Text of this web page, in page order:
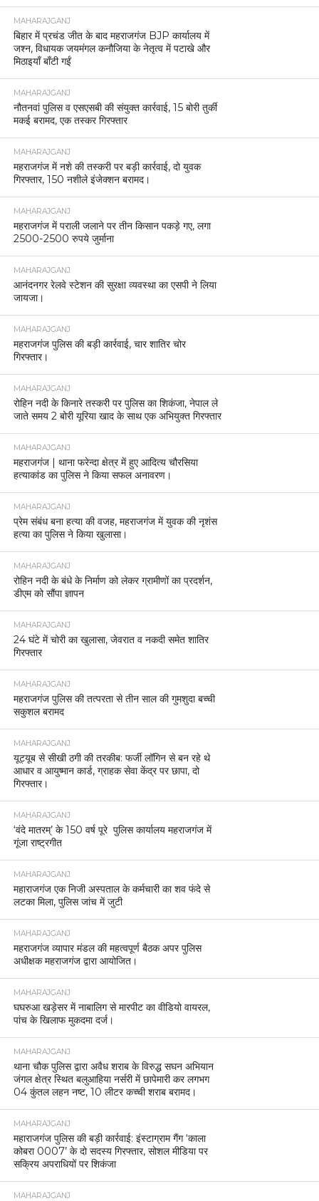
MAHARAJGANJ
बिहार में प्रचंड जीत के बाद महराजगंज BJP कार्यालय में
जश्न, विधायक जयमंगल कनौजिया के नेतृत्व में पटाखे और
मिठाइयाँ बाँटी गईं
MAHARAJGANJ
नौतनवां पुलिस व एसएसबी की संयुक्त कार्रवाई, 15 बोरी तुर्की
मकई बरामद, एक तस्कर गिरफ्तार
MAHARAJGANJ
महराजगंज में नशे की तस्करी पर बड़ी कार्रवाई, दो युवक
गिरफ्तार, 150 नशीले इंजेक्शन बरामद।
MAHARAJGANJ
महराजगंज में पराली जलाने पर तीन किसान पकड़े गए, लगा
2500-2500 रुपये जुर्माना
MAHARAJGANJ
आनंदनगर रेलवे स्टेशन की सुरक्षा व्यवस्था का एसपी ने लिया
जायजा।
MAHARAJGANJ
महराजगंज पुलिस की बड़ी कार्रवाई, चार शातिर चोर
गिरफ्तार।
MAHARAJGANJ
रोहिन नदी के किनारे तस्करी पर पुलिस का शिकंजा, नेपाल ले
जाते समय 2 बोरी यूरिया खाद के साथ एक अभियुक्त गिरफ्तार
MAHARAJGANJ
महराजगंज | थाना फरेन्दा क्षेत्र में हुए आदित्य चौरसिया
हत्याकांड का पुलिस ने किया सफल अनावरण।
MAHARAJGANJ
प्रेम संबंध बना हत्या की वजह, महराजगंज में युवक की नृशंस
हत्या का पुलिस ने किया खुलासा।
MAHARAJGANJ
रोहिन नदी के बंधे के निर्माण को लेकर ग्रामीणों का प्रदर्शन,
डीएम को सौंपा ज्ञापन
MAHARAJGANJ
24 घंटे में चोरी का खुलासा, जेवरात व नकदी समेत शातिर
गिरफ्तार
MAHARAJGANJ
महराजगंज पुलिस की तत्परता से तीन साल की गुमशुदा बच्ची
सकुशल बरामद
MAHARAJGANJ
यूट्यूब से सीखी ठगी की तरकीब: फर्जी लॉगिन से बन रहे थे
आधार व आयुष्मान कार्ड, ग्राहक सेवा केंद्र पर छापा, दो
गिरफ्तार।
MAHARAJGANJ
‘वंदे मातरम्’ के 150 वर्ष पूरे पुलिस कार्यालय महराजगंज में
गूंजा राष्ट्रगीत
MAHARAJGANJ
महाराजगंज एक निजी अस्पताल के कर्मचारी का शव फंदे से
लटका मिला, पुलिस जांच में जुटी
MAHARAJGANJ
महराजगंज व्यापार मंडल की महत्वपूर्ण बैठक अपर पुलिस
अधीक्षक महराजगंज द्वारा आयोजित।
MAHARAJGANJ
घघरुआ खड़ेसर में नाबालिग से मारपीट का वीडियो वायरल,
पांच के खिलाफ मुकदमा दर्ज।
MAHARAJGANJ
थाना चौक पुलिस द्वारा अवैध शराब के विरुद्ध सघन अभियान
जंगल क्षेत्र स्थित बलुआहिया नर्सरी में छापेमारी कर लगभग
04 कुंतल लहन नष्ट, 10 लीटर कच्ची शराब बरामद।
MAHARAJGANJ
महाराजगंज पुलिस की बड़ी कार्रवाई: इंस्टाग्राम गैंग ‘काला
कोबरा 0007’ के दो सदस्य गिरफ्तार, सोशल मीडिया पर
सक्रिय अपराधियों पर शिकंजा
MAHARAJGANJ